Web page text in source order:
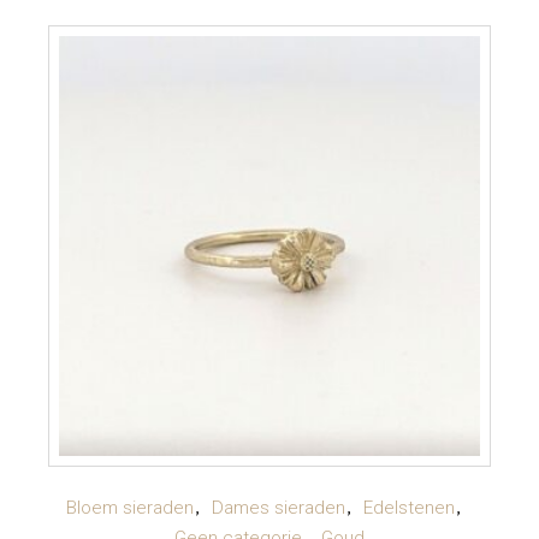
OPTIES SELECTEREN
Bloem sieraden Dames sieraden
Edelstenen